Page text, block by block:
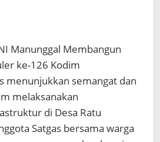
Manunggal Membangun
ke-126 Kodim
menunjukkan semangat dan
melaksanakan
di Desa Ratu
Satgas bersama warga